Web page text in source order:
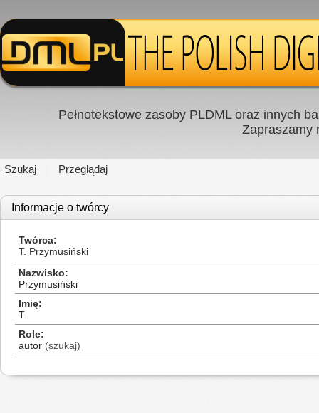
Pełnotekstowe zasoby PLDML oraz innych
Zapraszamy
Szukaj Przeglądaj
Informacje o twórcy
Twórca
T. Przymusiński
Nazwisko
Przymusiński
Imię
T.
Role
autor (szukaj)